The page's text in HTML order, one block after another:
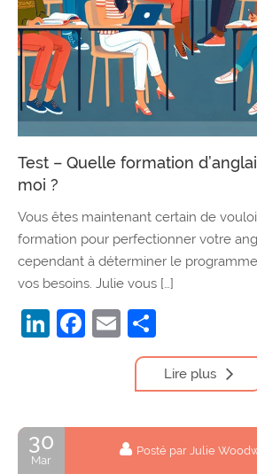
Test – Quelle formation
moi ?
Vous êtes maintenant certain de
formation pour perfectionner votre
cependant à déterminer le
vos besoins. Julie vous […]
LinkedIn
Facebook
Email
Lire plus
30
Mar
Posté par Julie